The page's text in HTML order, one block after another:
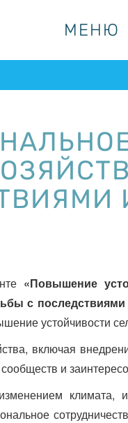
МЕНЮ
МЕНЮ
«Повышение
с
устойчивости
включая
и